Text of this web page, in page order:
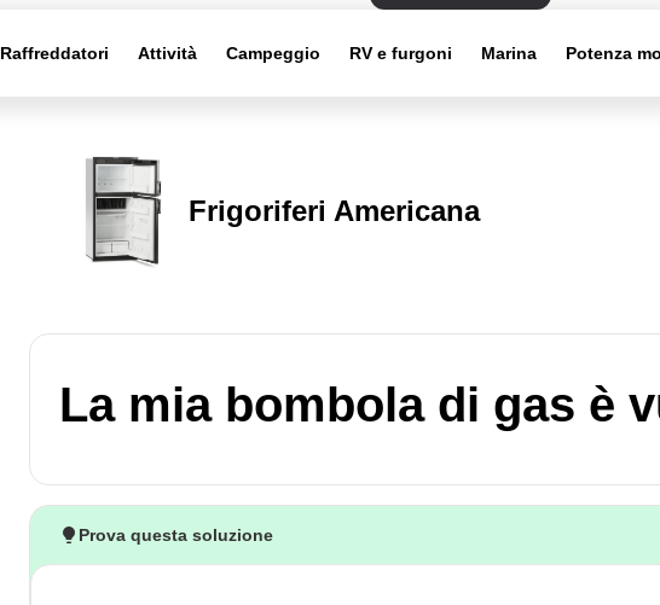
Raffreddatori Attività Campeggio RV e furgoni Marina Potenza
Frigoriferi Americana
La mia bombola di gas è
Prova questa soluzione